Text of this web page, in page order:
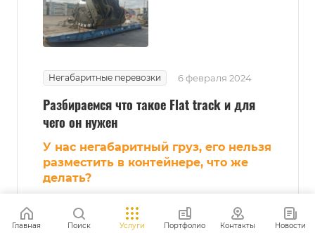
Негабаритные перевозки 6 февраля 2024
Разбираемся что такое Flat track и для
чего он нужен
У нас негабаритный груз, его нельзя
разместить в контейнере, что же
делать?
Главная Поиск Услуги Портфолио Контакты Новости